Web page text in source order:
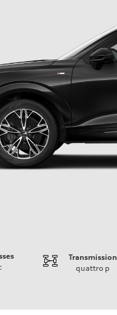
Transmission
quattro p